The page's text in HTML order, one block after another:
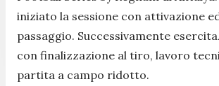
iniziato la sessione con attivazione
passaggio. Successivamente
con finalizzazione al tiro, lavoro
partita a campo ridotto.